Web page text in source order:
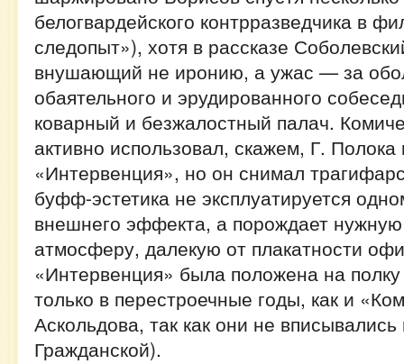
белогвардейского контрразведчика в
следопыт»), хотя в рассказе
внушающий не иронию, а ужас — за
обаятельного и эрудированного
коварный и безжалостный палач.
активно использовал, скажем, Г.
«Интервенция», но он снимал
буфф-эстетика не эксплуатируется
внешнего эффекта, а порождает
атмосферу, далекую от плакатности
«Интервенция» была положена на
только в перестроечные годы, как и
Аскольдова, так как они не
Гражданской).